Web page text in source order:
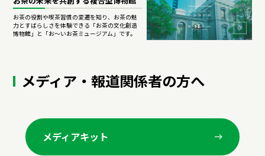
お茶の役割や喫茶習慣の変遷を知り、お茶の魅
力とすばらしさを体験できる「お茶の文化創造
博物館」と「お～いお茶ミュージアム」です。
メディア・報道関係者の方へ
メディアキット